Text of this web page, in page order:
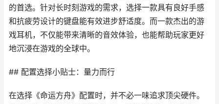
的首选。针对长时刻游戏的需求，选择一款具有良好手感
和抗疲劳设计的键盘能有效进步舒适度。而一款杰出的游
戏耳机，不仅能带来清晰的音效体验，也能帮助玩家更好
地沉浸在游戏的全球中。
## 配置选择小贴士：量力而行
在选择《命运方舟》配置时，并不必一味追求顶尖硬件。